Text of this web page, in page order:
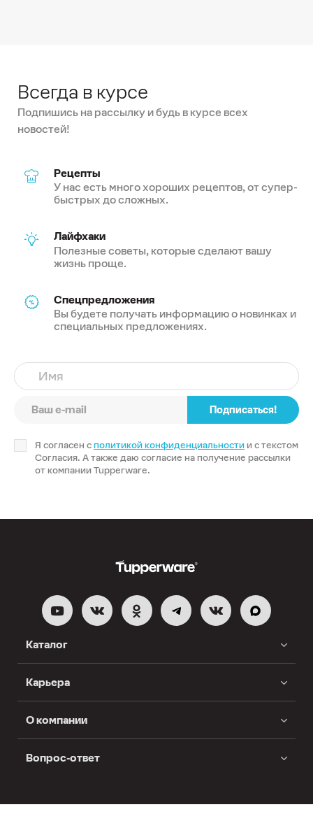
Всегда в курсе
Подпишись на рассылку и будь в курсе всех
новостей!
Рецепты
У нас есть много хороших рецептов, от супер-
быстрых до сложных.
Лайфхаки
Полезные советы, которые сделают вашу
жизнь проще.
Спецпредложения
Вы будете получать информацию о новинках и
специальных предложениях.
Имя
Подписаться!
Я согласен с политикой конфиденциальности и с текстом
Согласия. А также даю согласие на получение рассылки
от компании Tupperware.
Каталог
Карьера
О компании
Вопрос-ответ